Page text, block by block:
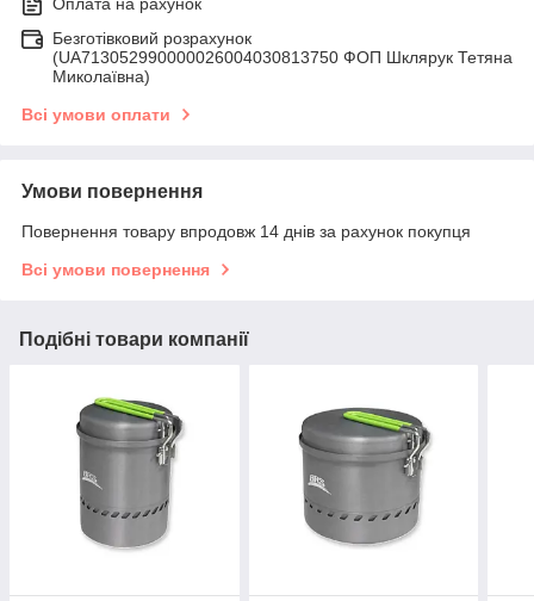
Оплата на рахунок
Безготівковий розрахунок
(UA713052990000026004030813750 ФОП Шклярук Тетяна
Миколаївна)
Всі умови оплати
Умови повернення
Повернення товару впродовж 14 днів за рахунок покупця
Всі умови повернення
Подібні товари компанії